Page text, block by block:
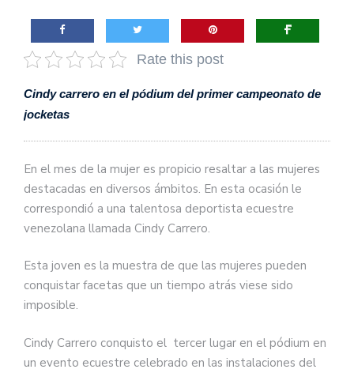
Rate this post
Cindy carrero en el pódium del primer campeonato de
jocketas
En el mes de la mujer es propicio resaltar a las mujeres
destacadas en diversos ámbitos. En esta ocasión le
correspondió a una talentosa deportista ecuestre
venezolana llamada Cindy Carrero.
Esta joven es la muestra de que las mujeres pueden
conquistar facetas que un tiempo atrás viese sido
imposible.
Cindy Carrero conquisto el tercer lugar en el pódium en
un evento ecuestre celebrado en las instalaciones del